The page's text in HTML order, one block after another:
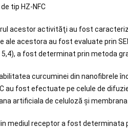
tip HZ-NFC
acestor activităţi au fost
acestora au fost evaluate prin
5,4), a fost determinat prin metoda
curcuminei din nanofibrele
au fost efectuate pe celule de
artificiala de celuloză și membrana
mediul receptor a fost